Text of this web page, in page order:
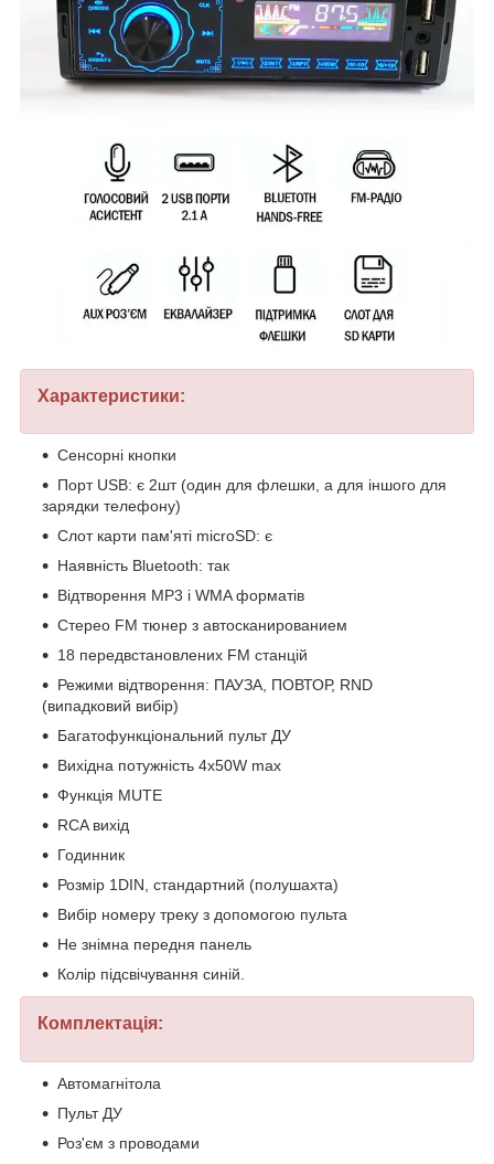
Характеристики:
Сенсорні кнопки
Порт USB: є 2шт (один для флешки, а для іншого для
зарядки телефону)
Слот карти пам'яті microSD: є
Наявність Bluetooth: так
Відтворення МР3 і WMA форматів
Стерео FM тюнер з автосканированием
18 передвстановлених FM станцій
Режими відтворення: ПАУЗА, ПОВТОР, RND
(випадковий вибір)
Багатофункціональний пульт ДУ
Вихідна потужність 4х50W max
Функція MUTE
RCA вихід
Годинник
Розмір 1DIN, стандартний (полушахта)
Вибір номеру треку з допомогою пульта
Не знімна передня панель
Колір підсвічування синій.
Комплектація:
Автомагнітола
Пульт ДУ
Роз'єм з проводами